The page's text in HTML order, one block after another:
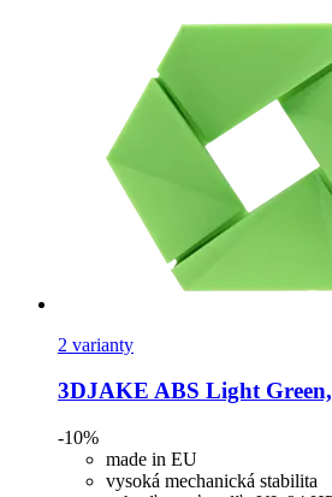
2 varianty
3DJAKE ABS Light
-10%
made in EU
vysoká mechanická stabilita